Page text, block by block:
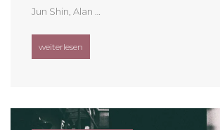
Jun Shin, Alan …
„SEADs Bodhi Project tanzt bei DIALOGE 2015“
weiterlesen